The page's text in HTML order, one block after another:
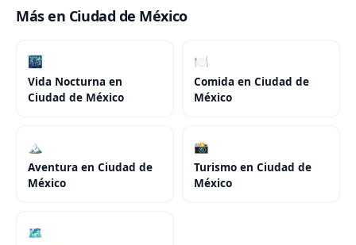
Más en Ciudad de México
🌃
Vida Nocturna en
Ciudad de México
🍽️
Comida en Ciudad de
México
🏔️
Aventura en Ciudad de
México
📸
Turismo en Ciudad de
México
🗺️